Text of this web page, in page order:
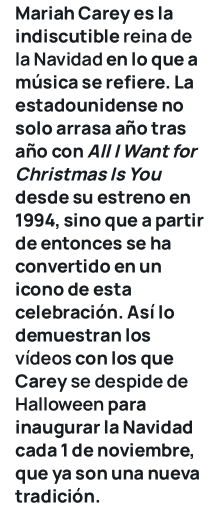
Mariah Carey es la
indiscutiblereina de
la Navidaden lo que a
música se refiere. La
estadounidense no
solo arrasa año tras
año conAll I Want for
Christmas Is You
desde su estreno en
1994, sino que a partir
de entonces se ha
convertido en un
icono de esta
celebración. Así lo
demuestran los
vídeoscon los que
Careyse despide de
Halloween para
inaugurar la Navidad
cada 1 de noviembre,
que ya son una nueva
tradición.